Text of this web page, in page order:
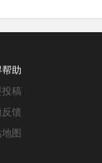
助
稿
反馈
图